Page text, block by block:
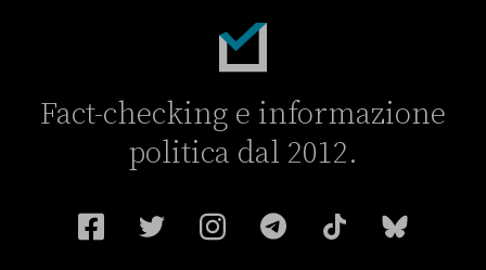
Fact-checking e informazione
politica dal 2012.